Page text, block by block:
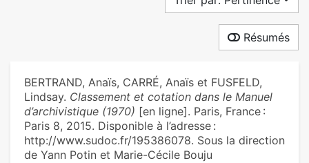
Résumés
BERTRAND, Anaïs, CARRÉ, Anaïs et FUSFELD,
Lindsay. Classement et cotation dans le Manuel
d’archivistique (1970) [en ligne]. Paris, France :
Paris 8, 2015. Disponible à l’adresse :
http://www.sudoc.fr/195386078. Sous la direction
de Yann Potin et Marie-Cécile Bouju